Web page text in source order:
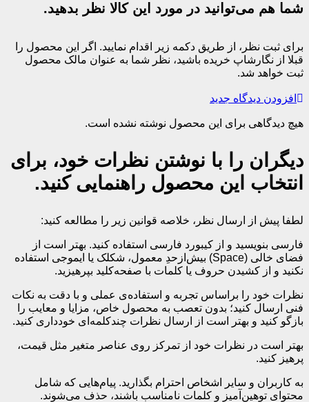
هم می‌توانید در مورد این کالا نظر بدهید.
ثبت نظر، از طریق دکمه زیر اقدام نمایید. اگر این محصول را
از نگارشاپ خریده باشید، نظر شما به عنوان مالک محصول
خواهد شد.
افزودن دیدگاه جدید
دیدگاهی برای این محصول نوشته نشده است.
را با نوشتن نظرات خود، برای
این محصول راهنمایی کنید.
پیش از ارسال نظر، خلاصه قوانین زیر را مطالعه کنید:
بنویسید و از کیبورد فارسی استفاده کنید. بهتر است از
فضای خالی (Space) بیش‌از‌حدِ معمول، شکلک یا ایموجی استفاده
و از کشیدن حروف یا کلمات با صفحه‌کلید بپرهیزید.
خود را براساس تجربه و استفاده‌ی عملی و با دقت به نکات
ارسال کنید؛ بدون تعصب به محصول خاص، مزایا و معایب را
کنید و بهتر است از ارسال نظرات چندکلمه‌‌ای خودداری کنید.
است در نظرات خود از تمرکز روی عناصر متغیر مثل قیمت،
کنید.
کاربران و سایر اشخاص احترام بگذارید. پیام‌هایی که شامل
توهین‌آمیز و کلمات نامناسب باشند، حذف می‌شوند.